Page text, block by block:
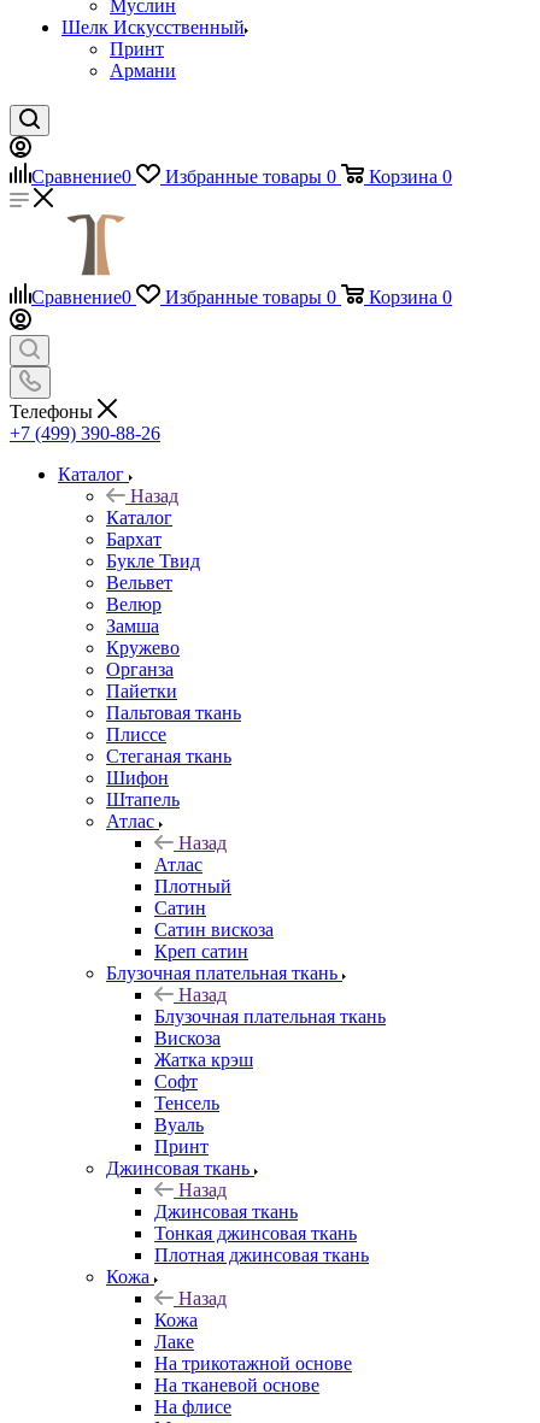
Муслин
Шелк Искусственный
Принт
Армани
Сравнение0 Избранные товары 0 Корзина 0
Сравнение0 Избранные товары 0 Корзина 0
Телефоны
+7 (499) 390-88-26
Каталог
Назад
Каталог
Бархат
Букле Твид
Вельвет
Велюр
Замша
Кружево
Органза
Пайетки
Пальтовая ткань
Плиссе
Стеганая ткань
Шифон
Штапель
Атлас
Назад
Атлас
Плотный
Сатин
Сатин вискоза
Креп сатин
Блузочная плательная ткань
Назад
Блузочная плательная ткань
Вискоза
Жатка крэш
Софт
Тенсель
Вуаль
Принт
Джинсовая ткань
Назад
Джинсовая ткань
Тонкая джинсовая ткань
Плотная джинсовая ткань
Кожа
Назад
Кожа
Лаке
На трикотажной основе
На тканевой основе
На флисе